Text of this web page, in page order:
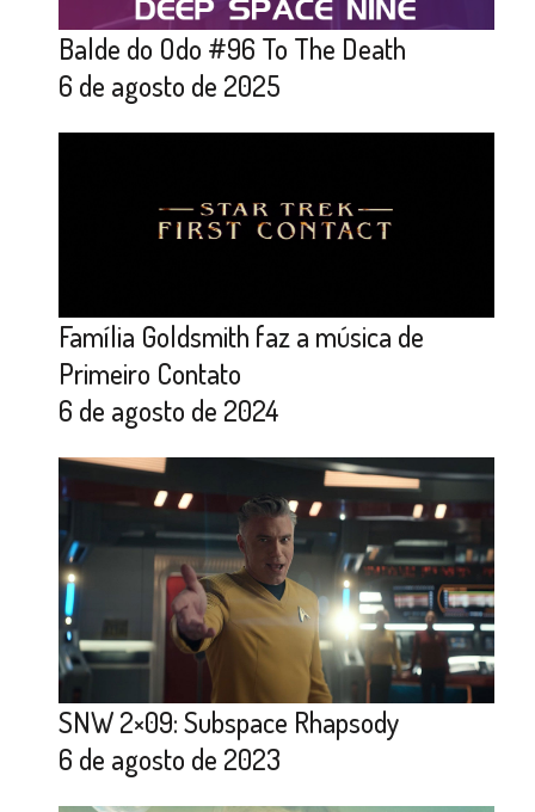
Balde do Odo #96 To The Death
6 de agosto de 2025
Família Goldsmith faz a música de
Primeiro Contato
6 de agosto de 2024
SNW 2×09: Subspace Rhapsody
6 de agosto de 2023